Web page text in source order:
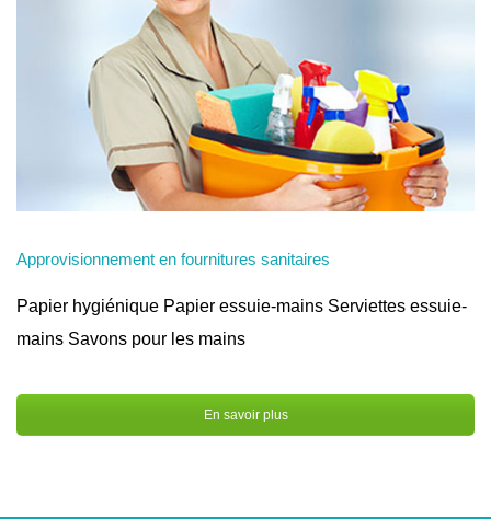
Approvisionnement en fournitures sanitaires
Papier hygiénique Papier essuie-mains Serviettes essuie-
mains Savons pour les mains
En savoir plus